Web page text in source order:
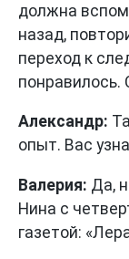
должна
назад,
переход к
понравилось.
Александр:
опыт. Вас
Валерия: Да,
Нина с
газетой: